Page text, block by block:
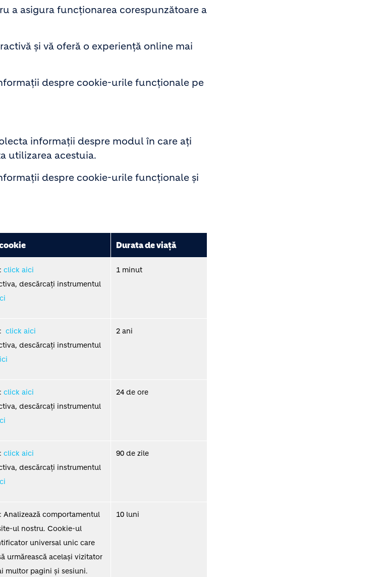
a asigura funcționarea corespunzătoare a
și vă oferă o experiență online mai
despre cookie-urile funcționale pe
informații despre modul în care ați
utilizarea acestuia.
despre cookie-urile funcționale și
Durata de viață
click aici
descărcați instrumentul
1 minut
click aici
descărcați instrumentul
2 ani
click aici
descărcați instrumentul
24 de ore
click aici
descărcați instrumentul
90 de zile
Analizează comportamentul
ul nostru. Cookie-ul
universal unic care
urmărească același vizitator
multor pagini și sesiuni.
10 luni